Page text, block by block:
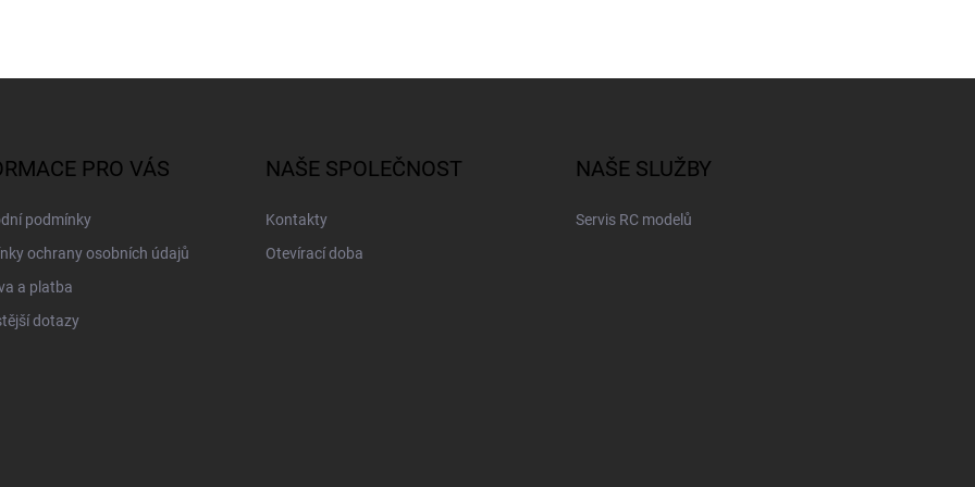
PRO VÁS
podmínky
ochrany osobních údajů
a platba
dotazy
NAŠE SPOLEČNOST
Kontakty
Otevírací doba
NAŠE SLUŽBY
Servis RC modelů